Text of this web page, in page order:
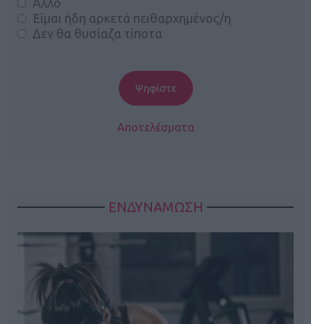
Είμαι ήδη αρκετά πειθαρχημένος/η
Δεν θα θυσίαζα τίποτα
Αποτελέσματα
ΕΝΔΥΝΑΜΩΣΗ